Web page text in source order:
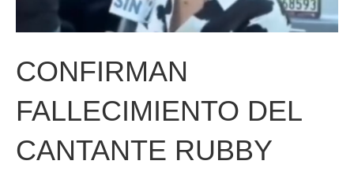
CONFIRMAN
FALLECIMIENTO DEL
CANTANTE RUBBY